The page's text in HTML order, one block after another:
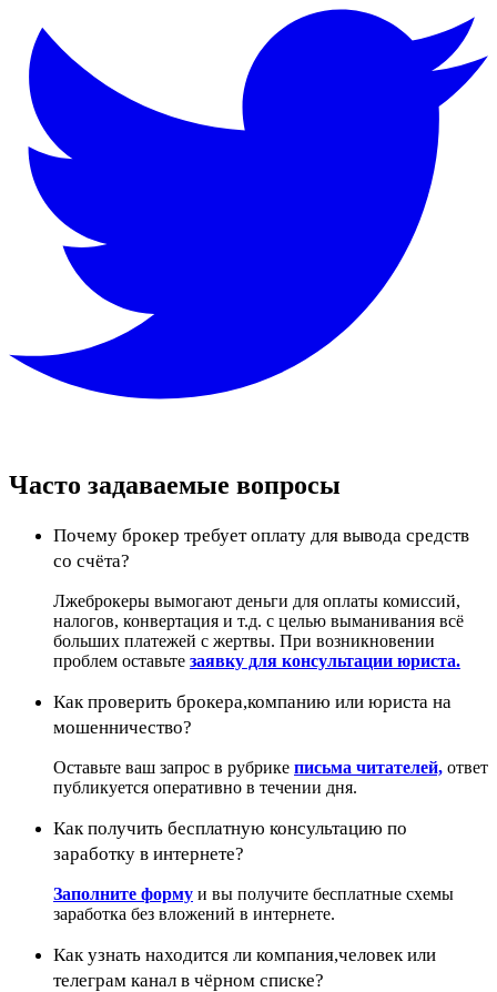
Часто задаваемые вопросы
Почему брокер требует оплату для вывода средств
со счёта?
Лжеброкеры вымогают деньги для оплаты комиссий,
налогов, конвертация и т.д. с целью выманивания всё
больших платежей с жертвы. При возникновении
проблем оставьте заявку для консультации юриста.
Как проверить брокера,компанию или юриста на
мошенничество?
Оставьте ваш запрос в рубрике письма читателей, ответ
публикуется оперативно в течении дня.
Как получить бесплатную консультацию по
заработку в интернете?
Заполните форму и вы получите бесплатные схемы
заработка без вложений в интернете.
Как узнать находится ли компания,человек или
телеграм канал в чёрном списке?